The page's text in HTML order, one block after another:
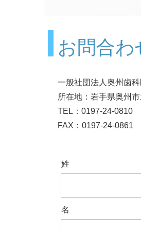
お問合わ
一般社団法人奥州歯
所在地：岩手県奥州
TEL：0197-24-0810
FAX：0197-24-0861
姓
名